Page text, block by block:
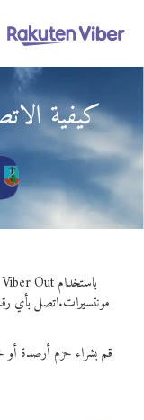
كيفية
مونتسيرات.
قم بشراء حزم أرصدة أو